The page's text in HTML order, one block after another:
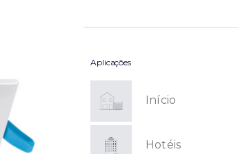
Aplicações
Início
Hotéis